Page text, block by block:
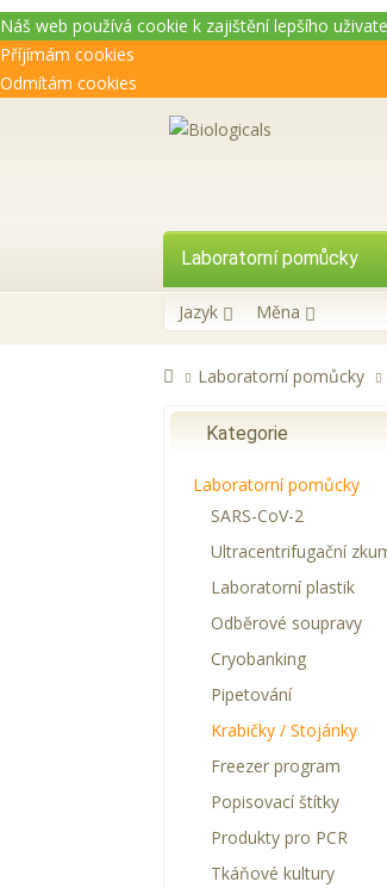
Náš web používá cookie k zajištění lepšího
Příjímám cookies
Odmítám cookies
Laboratorní pomůcky
Jazyk Měna
Laboratorní pomůcky
Kategorie
Laboratorní pomůcky
SARS-CoV-2
Ultracentrifugační
Laboratorní plastik
Odběrové soupravy
Cryobanking
Pipetování
Krabičky / Stojánky
Freezer program
Popisovací štítky
Produkty pro PCR
Tkáňové kultury